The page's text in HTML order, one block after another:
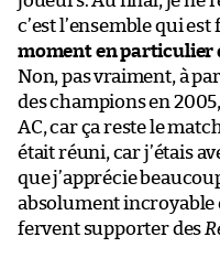
c’est l’ensemble qui
moment en particulier
Non, pas vraiment, à
des champions en
AC, car ça reste le
était réuni, car j’étais
que j’apprécie
absolument incroyable
fervent supporter des